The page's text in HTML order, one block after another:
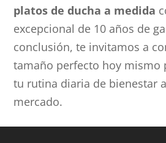
platos de ducha a medida
excepcional de 10 años de
conclusión, te invitamos a
tamaño perfecto hoy mismo
tu rutina diaria de bienestar
mercado.